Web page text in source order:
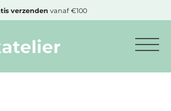
Cadeautjebij bestelling vanaf €50,-